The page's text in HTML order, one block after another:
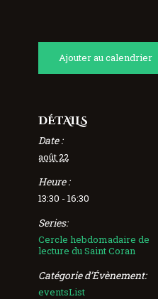
Ajouter au calendrier
DÉTAILS
Date :
août 22
Heure :
13:30 - 16:30
Series:
Cercle hebdomadaire de
lecture du Saint Coran
Catégorie d’Évènement:
eventsList